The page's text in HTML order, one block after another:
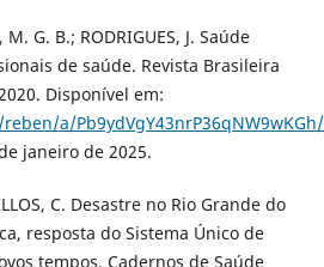
M. G. B.; RODRIGUES, J. Saúde
de saúde. Revista Brasileira
Disponível em:
a/
janeiro de 2025.
C. Desastre no Rio Grande do
resposta do Sistema Único de
tempos. Cadernos de Saúde